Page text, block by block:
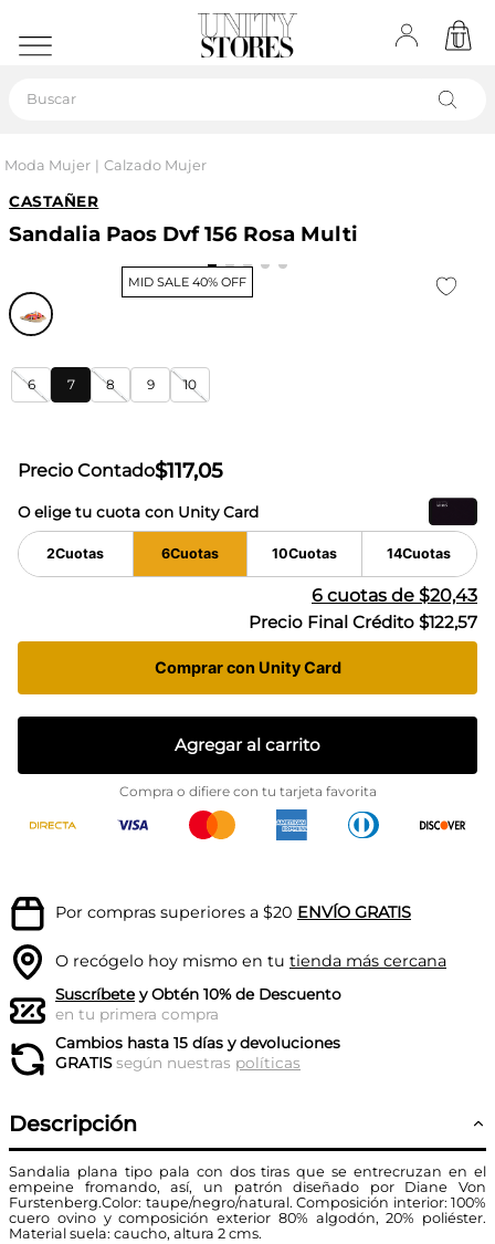
Moda Mujer Calzado Mujer
CASTAÑER
Sandalia Paos Dvf 156 Rosa Multi
MID SALE 40% OFF
6 7 8 9 10
Precio Contado$117,05
O elige tu cuota con Unity Card
2Cuotas 6Cuotas 10Cuotas 14Cuotas
6 cuotas de $20,43
Precio Final Crédito $122,57
Comprar con Unity Card
Agregar al carrito
Compra o difiere con tu tarjeta favorita
Por compras superiores a $20 ENVÍO GRATIS
O recógelo hoy mismo en tu tienda más cercana
Suscríbetey Obtén 10% de Descuento
en tu primera compra
Cambios hasta 15 días y devoluciones
GRATISsegún nuestras políticas
Descripción
Sandalia plana tipo pala con dos tiras que se entrecruzan en el
empeine fromando, así, un patrón diseñado por Diane Von
Furstenberg.Color: taupe/negro/natural. Composición interior: 100%
cuero ovino y composición exterior 80% algodón, 20% poliéster.
Material suela: caucho, altura 2 cms.